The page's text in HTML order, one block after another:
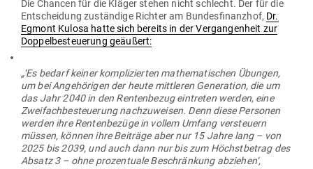
Die Chancen für die Kläger stehen nicht schlecht. Der für die
Ent­scheidung zuständige Richter am Bun­des­fi­nanzhof, Dr.
Egmont Kulosa hatte sich bereits in der Ver­gan­genheit zur
Dop­pel­be­steuerung geäußert:
„‘Es bedarf keiner kom­pli­zierten mathe­ma­ti­schen Übungen,
um bei Ange­hö­rigen der heute mitt­leren Gene­ration, die um
das Jahr 2040 in den Ren­ten­bezug ein­treten werden, eine
Zwei­fach­be­steuerung nach­zu­weisen. Denn diese Per­sonen
werden ihre Ren­ten­bezüge in vollem Umfang ver­steuern
müssen, können ihre Bei­träge aber nur 15 Jahre lang – von
2025 bis 2039, und auch dann nur bis zum Höchst­betrag des
Absatz 3 – ohne pro­zen­tuale Beschränkung abziehen‘,